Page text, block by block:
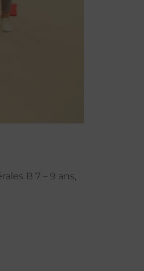
B 7 – 9 ans,